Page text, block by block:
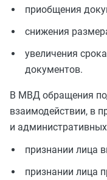
приобщения
снижения
увеличения
документов.
В МВД обращения
взаимодействии, в
и
признании лица
признании лица